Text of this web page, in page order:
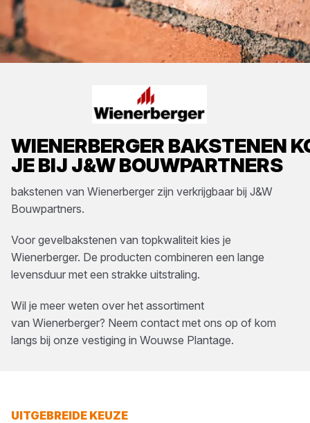
WIENERBERGER BAKSTENEN
JE BIJ J&W BOUWPARTNERS
bakstenen van Wienerberger zijn verkrijgbaar bij J&W
Bouwpartners.
Voor gevelbakstenen van topkwaliteit kies je
Wienerberger. De producten combineren een lange
levensduur met een strakke uitstraling.
Wil je meer weten over het assortiment
van Wienerberger? Neem contact met ons op of kom
langs bij onze vestiging in Wouwse Plantage.
UITGEBREIDE KEUZE